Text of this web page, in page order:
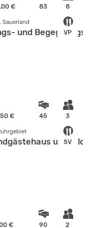
€ 83 8
VP
Sauerland
und
€ 45 3
SV
und
€ 90 2